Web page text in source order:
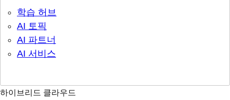
학습 허브
AI 토픽
AI 파트너
AI 서비스
하이브리드 클라우드